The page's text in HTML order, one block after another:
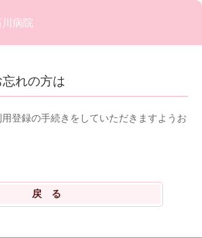
病院
れの方は
登録の手続きをしていただきますようお